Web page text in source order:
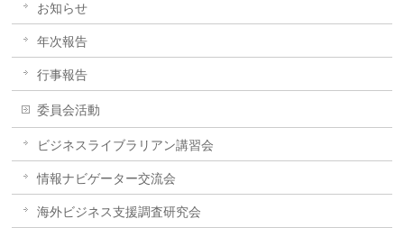
お知らせ
年次報告
行事報告
委員会活動
ビジネスライブラリアン講習会
情報ナビゲーター交流会
海外ビジネス支援調査研究会